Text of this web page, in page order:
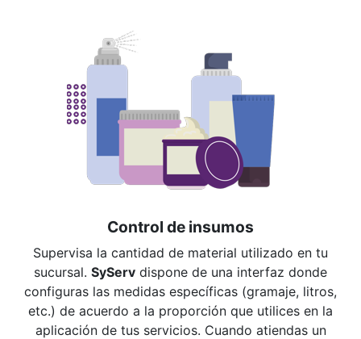
Control de insumos
Supervisa la cantidad de material utilizado en tu
sucursal. SyServ dispone de una interfaz donde
configuras las medidas específicas (gramaje, litros,
etc.) de acuerdo a la proporción que utilices en la
aplicación de tus servicios. Cuando atiendas un